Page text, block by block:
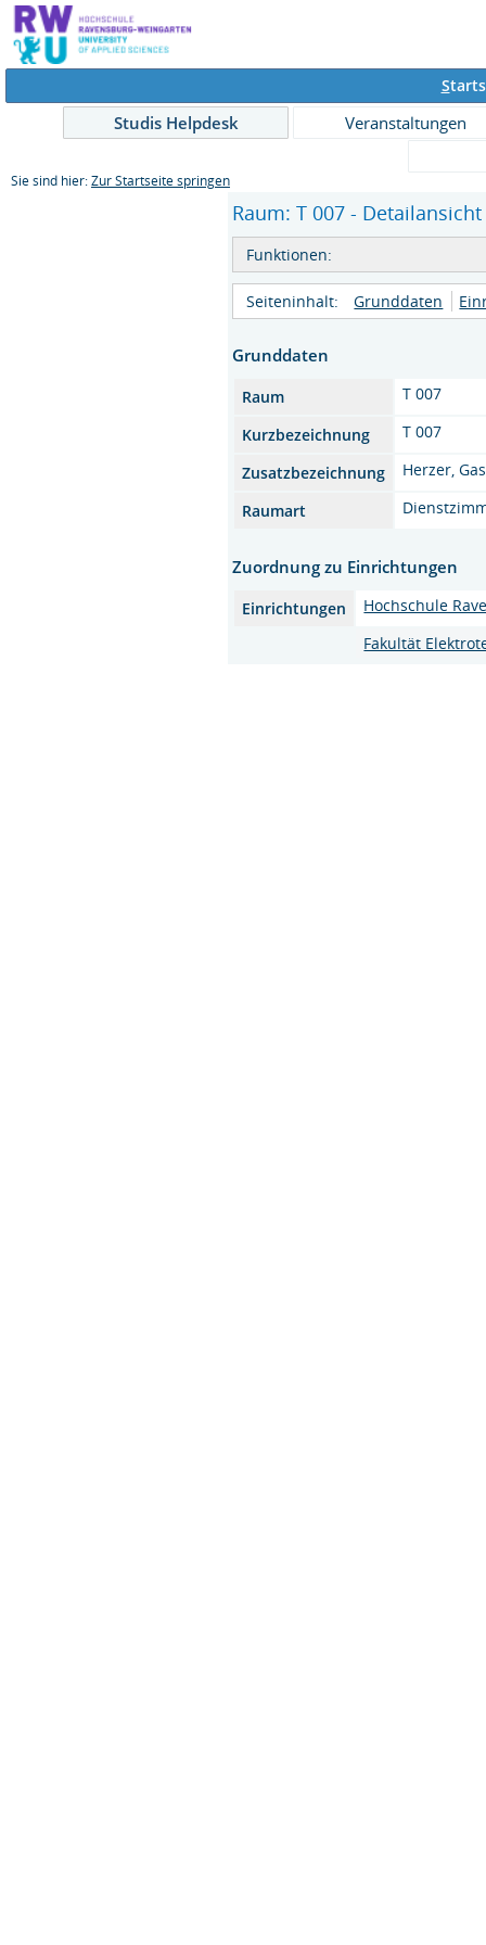
S
Studis Helpdesk
Veranstaltungen
Sie sind hier: Zur Startseite springen
Raum: T 007 - Detailansicht
Funktionen:
Seiteninhalt: Grunddaten
Grunddaten
Raum
T 007
Kurzbezeichnung
T 007
Zusatzbezeichnung
Herzer,
Raumart
Zuordnung zu Einrichtungen
Einrichtungen
Hochschule
Fakultät